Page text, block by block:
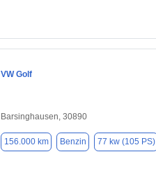
VW Golf
Barsinghausen, 30890
156.000 km Benzin 77 kw (105 PS)